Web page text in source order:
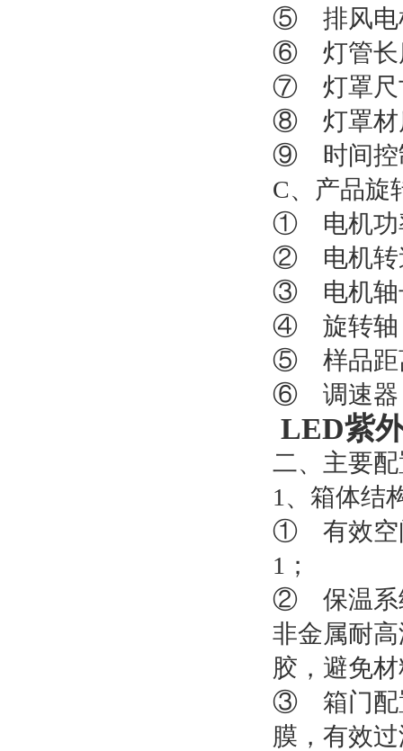
⑤ 排风电
⑥ 灯管长
⑦ 灯罩尺
⑧ 灯罩材
⑨ 时间控
C、产品旋
① 电机功
② 电机转
③ 电机轴
④ 旋转轴
⑤ 样品距
⑥ 调速器
LED紫
二、主要
1、箱体结
① 有效空
1；
② 保温系
非金属耐
胶，避免
③ 箱门配
膜，有效